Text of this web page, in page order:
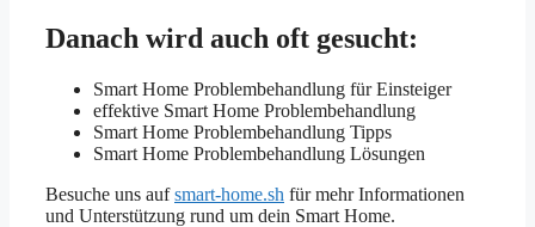
Danach wird auch oft gesucht:
Smart Home Problembehandlung für Einsteiger
effektive Smart Home Problembehandlung
Smart Home Problembehandlung Tipps
Smart Home Problembehandlung Lösungen
Besuche uns aufsmart-home.sh für mehr Informationen
und Unterstützung rund um dein Smart Home.